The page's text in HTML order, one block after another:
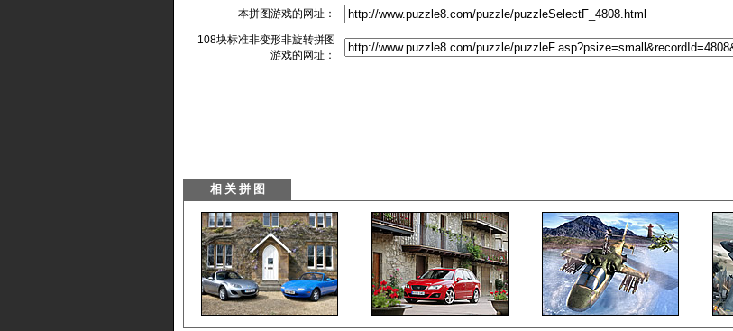
本拼图游戏的网址：
108块标准非变形非旋转拼图
游戏的网址：